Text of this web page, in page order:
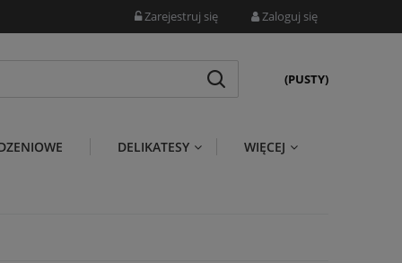
Zarejestruj się Zaloguj się
(PUSTY)
DELIKATESY WIĘCEJ